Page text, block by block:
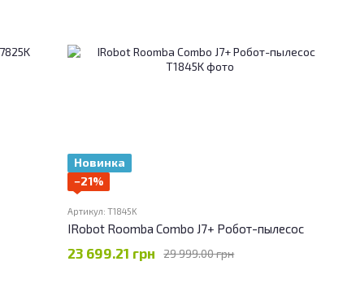
Новинка
−21%
Артикул: T1845K
IRobot Roomba Combo J7+ Робот-пылесос
29 999.00 грн
23 699.21 грн